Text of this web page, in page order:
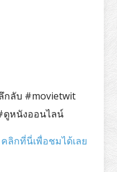
กลับ #movietwit
ดูหนังออนไลน์
คลิกที่นี่เพื่อชมได้เลย